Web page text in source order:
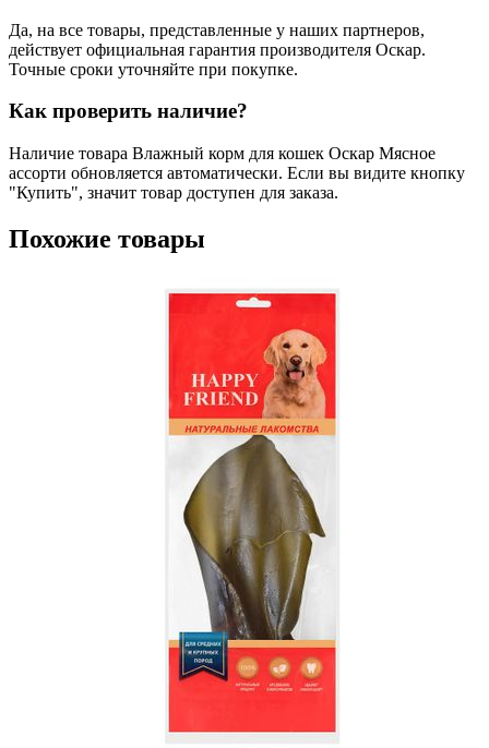
Да, на все товары, представленные у наших партнеров,
действует официальная гарантия производителя Оскар.
Точные сроки уточняйте при покупке.
Как проверить наличие?
Наличие товара Влажный корм для кошек Оскар Мясное
ассорти обновляется автоматически. Если вы видите кнопку
"Купить", значит товар доступен для заказа.
Похожие товары